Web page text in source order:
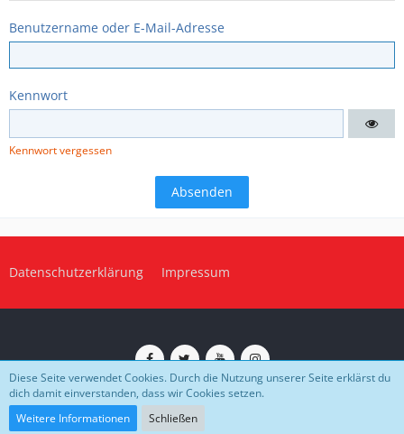
Benutzername oder E-Mail-Adresse
Kennwort
Kennwort vergessen
Datenschutzerklärung Impressum
Impressum Datenschutz
Community-Software:
Diese Seite verwendet Cookies. Durch die Nutzung unserer Seite erklärst du
dich damit einverstanden, dass wir Cookies setzen.
Weitere Informationen
Schließen